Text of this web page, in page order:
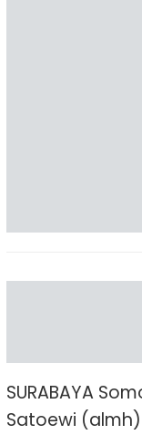
SURABAYA
Satoewi